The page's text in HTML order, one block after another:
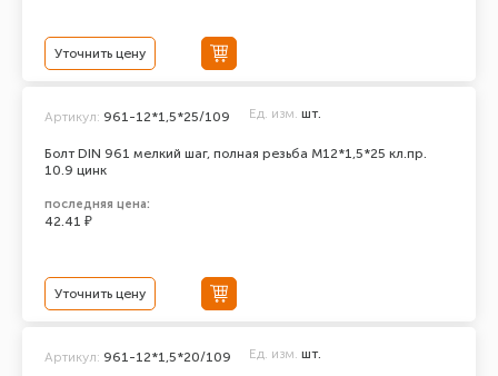
Уточнить цену
Болт DIN 961 мелкий шаг, полная резьба M12*1,5*25 кл.пр.
10.9 цинк
Артикул: 961-12*1,5*25/109 Ед. изм. шт.
последняя цена:
42.41 ₽
Уточнить цену
Артикул: 961-12*1,5*20/109 Ед. изм. шт.